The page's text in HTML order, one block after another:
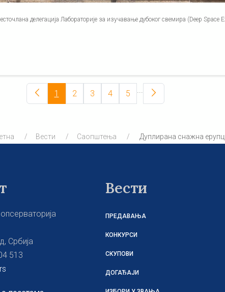
делегација Лабораторије за изучавање дубоког свемира (Deep
1 2 3 4 5
Вести Саопштења Дуплирана снажна
Србија
513
Вести
ПРЕДАВАЊА
КОНКУРСИ
СКУПОВИ
ДОГАЂАЈИ